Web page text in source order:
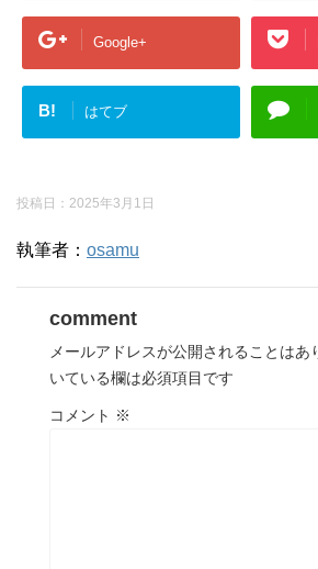
Google+
B! はてブ
投稿日： 2025年3月1日
執筆者： osamu
comment
メールアドレスが公開されることはあ
いている欄は必須項目です
コメント ※